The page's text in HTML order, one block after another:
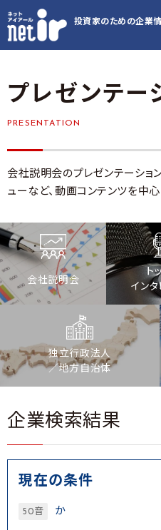
投資家のための企業
プレゼンテー
PRESENTATION
会社説明会のプレゼンテーショ
ューなど、動画コンテンツを中心
会社説明会
ト
インタ
独立行政法人
／地方自治体
企業検索結果
現在の条件
50音 か